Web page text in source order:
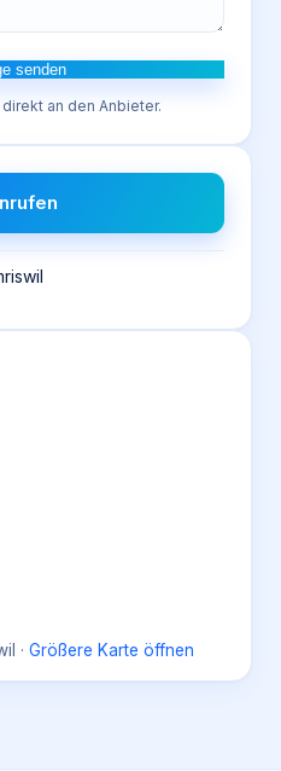
senden
an den Anbieter.
· Größere Karte öffnen